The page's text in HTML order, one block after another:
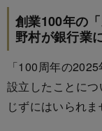
創業100年の
野村が銀行業
「100周年の
設立したことに
じずにはいられま